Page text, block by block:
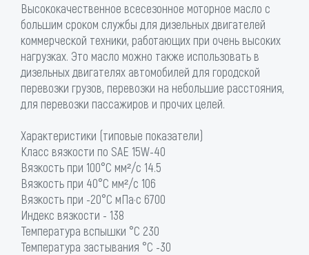
Высококачественное всесезонное моторное масло с
большим сроком службы для дизельных двигателей
коммерческой техники, работающих при очень высоких
нагрузках. Это масло можно также использовать в
дизельных двигателях автомобилей для городской
перевозки грузов, перевозки на небольшие расстояния,
для перевозки пассажиров и прочих целей.
Характеристики (типовые показатели)
Класс вязкости по SAE 15W-40
Вязкость при 100°С мм²/с 14.5
Вязкость при 40°С мм²/с 106
Вязкость при -20°С мПа·с 6700
Индекс вязкости - 138
Температура вспышки °C 230
Температура застывания °C -30